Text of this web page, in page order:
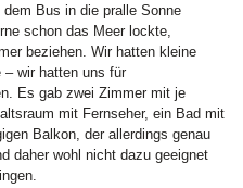
Bus in die pralle Sonne
schon das Meer lockte,
beziehen. Wir hatten kleine
wir hatten uns für
Es gab zwei Zimmer mit je
mit Fernseher, ein Bad mit
Balkon, der allerdings genau
daher wohl nicht dazu geeignet